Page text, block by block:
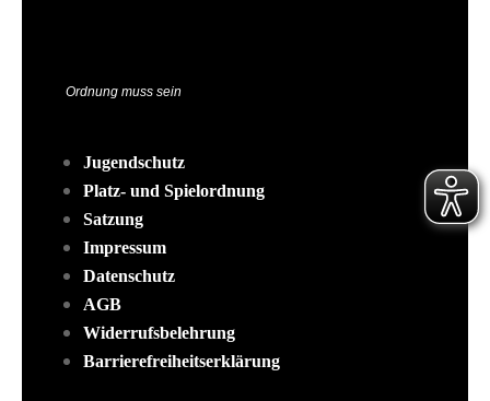
Ordnung muss sein
Jugendschutz
Platz- und Spielordnung
Satzung
Impressum
Datenschutz
AGB
Widerrufsbelehrung
Barrierefreiheitserklärung